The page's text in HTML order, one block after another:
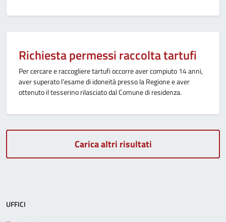
Richiesta permessi raccolta tartufi
Per cercare e raccogliere tartufi occorre aver compiuto 14 anni,
aver superato l’esame di idoneità presso la Regione e aver
ottenuto il tesserino rilasciato dal Comune di residenza.
Carica altri risultati
UFFICI